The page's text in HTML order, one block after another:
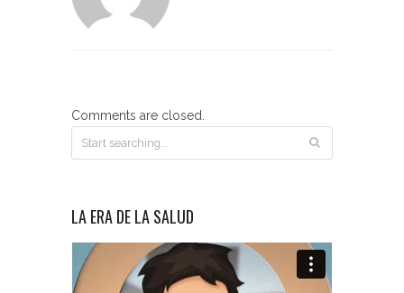
Comments are closed.
LA ERA DE LA SALUD